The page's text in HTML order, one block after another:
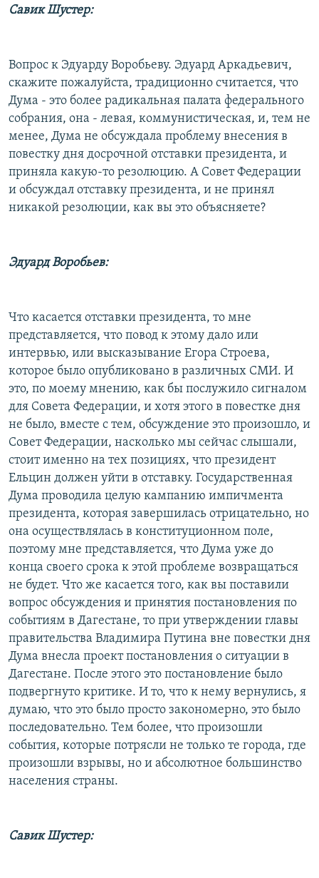
Савик Шустер:
Вопрос к Эдуарду Воробьеву. Эдуард Аркадьевич,
скажите пожалуйста, традиционно считается, что
Дума - это более радикальная палата федерального
собрания, она - левая, коммунистическая, и, тем не
менее, Дума не обсуждала проблему внесения в
повестку дня досрочной отставки президента, и
приняла какую-то резолюцию. А Совет Федерации
и обсуждал отставку президента, и не принял
никакой резолюции, как вы это объясняете?
Эдуард Воробьев:
Что касается отставки президента, то мне
представляется, что повод к этому дало или
интервью, или высказывание Егора Строева,
которое было опубликовано в различных СМИ. И
это, по моему мнению, как бы послужило сигналом
для Совета Федерации, и хотя этого в повестке дня
не было, вместе с тем, обсуждение это произошло, и
Совет Федерации, насколько мы сейчас слышали,
стоит именно на тех позициях, что президент
Ельцин должен уйти в отставку. Государственная
Дума проводила целую кампанию импичмента
президента, которая завершилась отрицательно, но
она осуществлялась в конституционном поле,
поэтому мне представляется, что Дума уже до
конца своего срока к этой проблеме возвращаться
не будет. Что же касается того, как вы поставили
вопрос обсуждения и принятия постановления по
событиям в Дагестане, то при утверждении главы
правительства Владимира Путина вне повестки дня
Дума внесла проект постановления о ситуации в
Дагестане. После этого это постановление было
подвергнуто критике. И то, что к нему вернулись, я
думаю, что это было просто закономерно, это было
последовательно. Тем более, что произошли
события, которые потрясли не только те города, где
произошли взрывы, но и абсолютное большинство
населения страны.
Савик Шустер: